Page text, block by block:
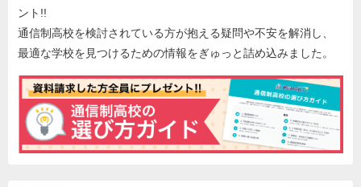
ント!!
通信制高校を検討されている方が抱える疑問や不安を解消し、
最適な学校を見つけるための情報をぎゅっと詰め込みました。